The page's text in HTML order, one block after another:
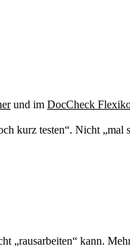
und im DocCheck
kurz testen“. Nicht „mal
„rausarbeiten“ kann.